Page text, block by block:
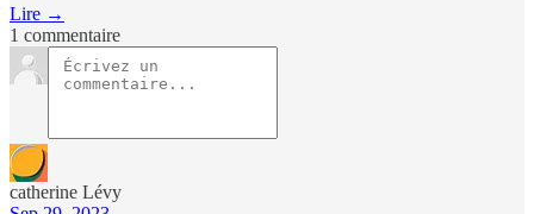
Lire →
1 commentaire
catherine Lévy